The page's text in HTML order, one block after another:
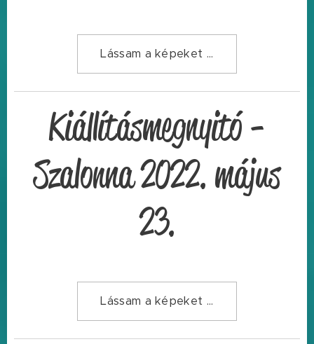
Lássam a képeket ...
Kiállításmegnyitó -
Szalonna 2022. május
23.
Lássam a képeket ...